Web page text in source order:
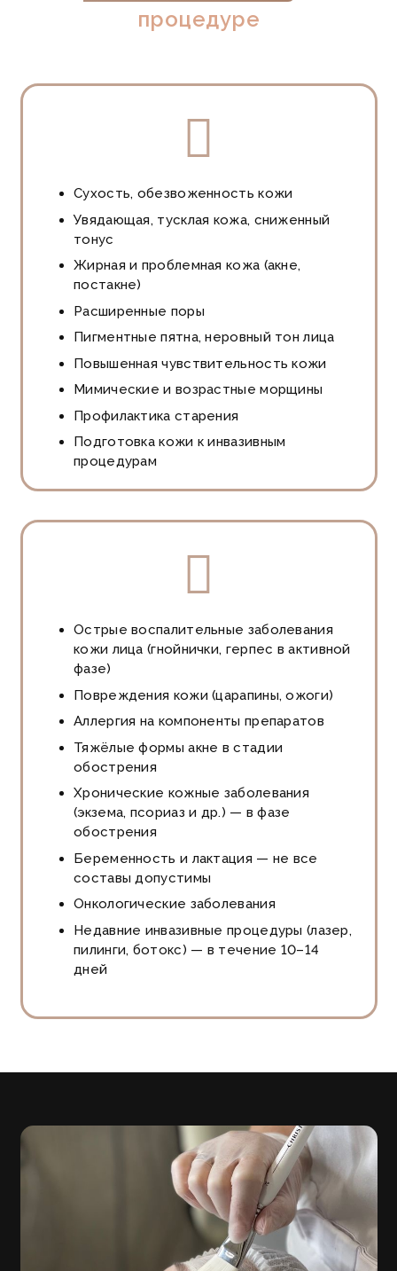
процедуре
Сухость, обезвоженность кожи
Увядающая, тусклая кожа, сниженный
тонус
Жирная и проблемная кожа (акне,
постакне)
Расширенные поры
Пигментные пятна, неровный тон лица
Повышенная чувствительность кожи
Мимические и возрастные морщины
Профилактика старения
Подготовка кожи к инвазивным
процедурам
Острые воспалительные заболевания
кожи лица (гнойнички, герпес в активной
фазе)
Повреждения кожи (царапины, ожоги)
Аллергия на компоненты препаратов
Тяжёлые формы акне в стадии
обострения
Хронические кожные заболевания
(экзема, псориаз и др.) — в фазе
обострения
Беременность и лактация — не все
составы допустимы
Онкологические заболевания
Недавние инвазивные процедуры (лазер,
пилинги, ботокс) — в течение 10–14
дней